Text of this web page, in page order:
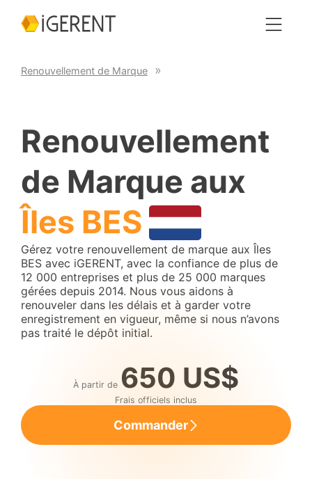
Renouvellement de Marque
Renouvellement
de Marque aux
Îles BES
Gérez votre renouvellement de marque aux Îles
BES avec iGERENT, avec la confiance de plus de
12 000 entreprises et plus de 25 000 marques
gérées depuis 2014. Nous vous aidons à
renouveler dans les délais et à garder votre
enregistrement en vigueur, même si nous n’avons
pas traité le dépôt initial.
À partir de 650 US$
Frais officiels inclus
Commander